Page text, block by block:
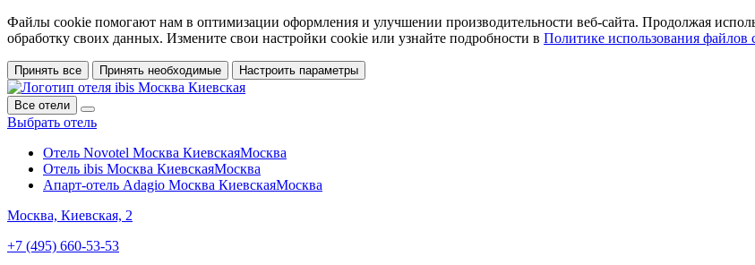
Файлы cookie помогают нам в оптимизации оформления и улучшении производительности веб-сайта. Продолжая
обработку своих данных. Измените свои настройки cookie или узнайте подробности в Политике использования файлов
Принять все Принять необходимые Настроить параметры
Все отели
Выбрать отель
Отель Novotel Москва КиевскаяМосква
Отель ibis Москва КиевскаяМосква
Апарт-отель Adagio Москва КиевскаяМосква
Москва, Киевская, 2
+7 (495) 660-53-53